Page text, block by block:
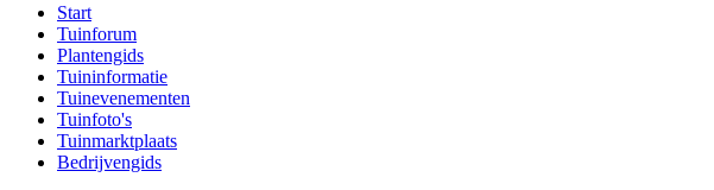
Start
Tuinforum
Plantengids
Tuininformatie
Tuinevenementen
Tuinfoto's
Tuinmarktplaats
Bedrijvengids